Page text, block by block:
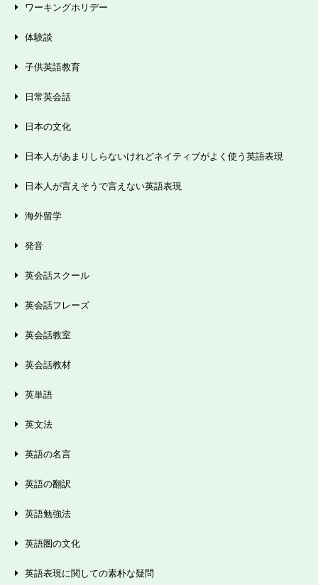
ワーキングホリデー
体験談
子供英語教育
日常英会話
日本の文化
日本人があまりしらないけれどネイティブがよく使う英語表現
日本人が言えそうで言えない英語表現
海外留学
発音
英会話スクール
英会話フレーズ
英会話教室
英会話教材
英単語
英文法
英語の名言
英語の翻訳
英語勉強法
英語圏の文化
英語表現に関しての素朴な疑問